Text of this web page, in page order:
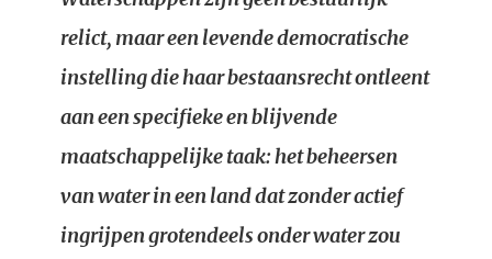
relict, maar een levende democratische
instelling die haar bestaansrecht ontleent
aan een specifieke en blijvende
maatschappelijke taak: het beheersen
van water in een land dat zonder actief
ingrijpen grotendeels onder water zou